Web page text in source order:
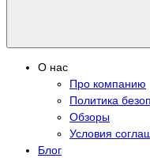
О нас
Про компанию
Политика
Обзоры
Условия
Блог